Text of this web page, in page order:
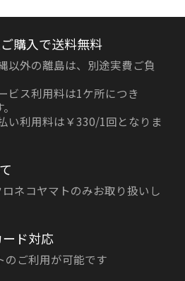
購入で送料無料
以外の離島は、別途実費ご負
ビス利用料は1ケ所につき
い利用料は￥330/1回となりま
ネコヤマトのみお取り扱いし
ド対応
のご利用が可能です